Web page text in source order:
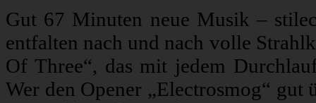
Gut 67 Minuten neue Musik –
entfalten nach und nach volle
Of Three“, das mit jedem
Wer den Opener „Electrosmog“ gut